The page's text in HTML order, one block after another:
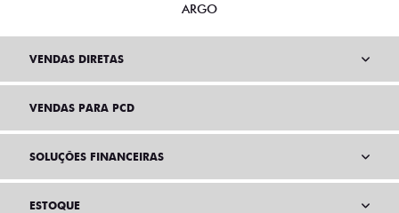
ARGO
VENDAS DIRETAS
VENDAS PARA PCD
SOLUÇÕES FINANCEIRAS
ESTOQUE